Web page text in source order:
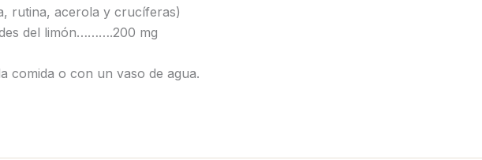
rutina, acerola y crucíferas)
del limón……….200 mg
comida o con un vaso de agua.